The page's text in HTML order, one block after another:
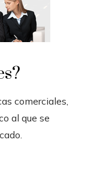
comerciales,
al que se